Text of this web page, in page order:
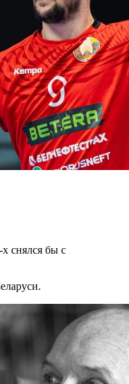
снялся бы с